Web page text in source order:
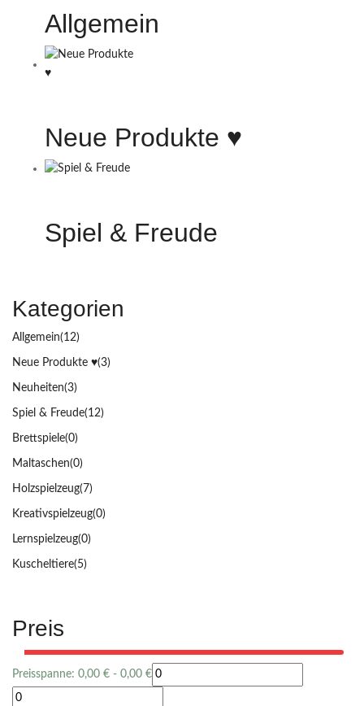
Allgemein
Neue Produkte ♥️
Spiel & Freude
Kategorien
Allgemein(12)
Neue Produkte ♥️(3)
Neuheiten(3)
Spiel & Freude(12)
Brettspiele(0)
Maltaschen(0)
Holzspielzeug(7)
Kreativspielzeug(0)
Lernspielzeug(0)
Kuscheltiere(5)
Preis
Preisspanne: 0,00 € - 0,00 €